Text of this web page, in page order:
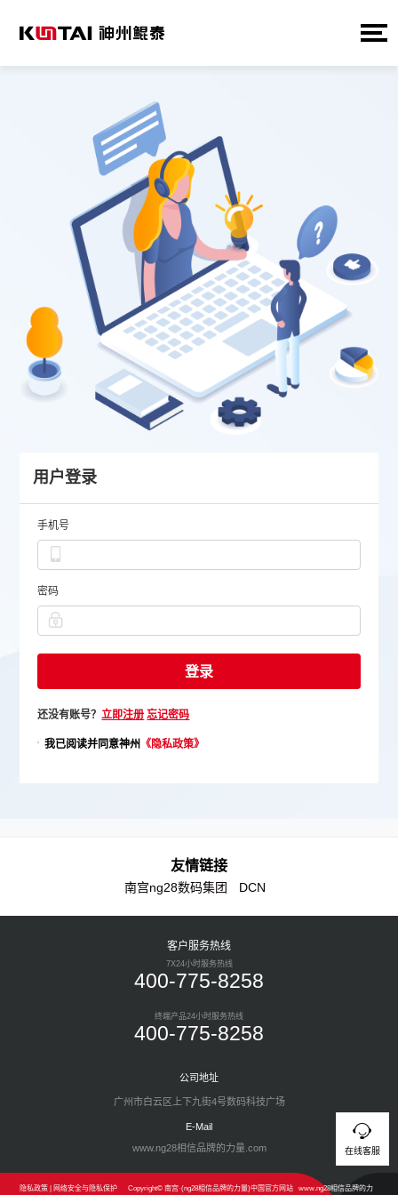
用户登录
手机号
密码
还没有账号？立即注册 忘记密码
我已阅读并同意神州 《隐私政策》
友情链接
南宫ng28数码集团 DCN
客户服务热线
7X24小时服务热线
400-775-8258
终端产品24小时服务热线
400-775-8258
公司地址
广州市白云区上下九街4号数码科技广场
E-Mail
www.ng28相信品牌的力量.com
隐私政策 |网络安全与隐私保护 Copyright© 南宫·(ng28相信品牌的力量)中国官方网站www.ng28相信品牌的力
在线客服